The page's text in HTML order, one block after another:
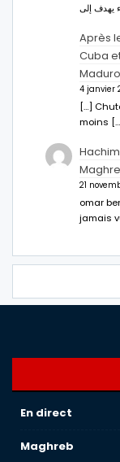
Après
Cuba
4 janvier
[…]
moins
21
omar
jamais
En direct
Maghreb